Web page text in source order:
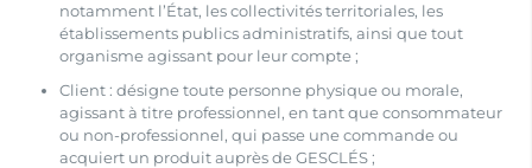
notamment l’État, les collectivités territoriales, les
établissements publics administratifs, ainsi que tout
organisme agissant pour leur compte ;
Client : désigne toute personne physique ou morale,
agissant à titre professionnel, en tant que consommateur
ou non-professionnel, qui passe une commande ou
acquiert un produit auprès de GESCLÉS ;